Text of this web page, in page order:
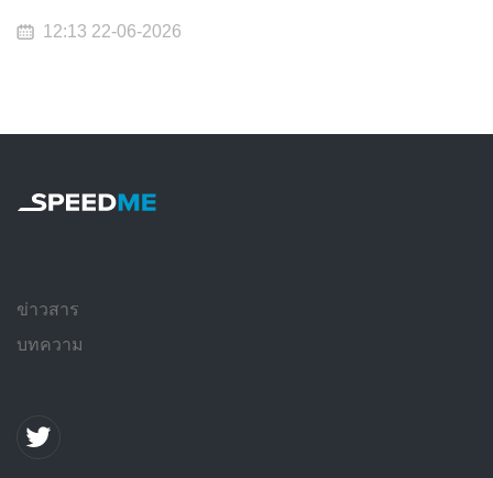
12:13 22-06-2026
ข่าวสาร
บทความ